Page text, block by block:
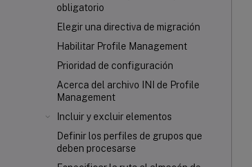
obligatorio
Elegir una directiva de migración
Habilitar Profile Management
Prioridad de configuración
Acerca del archivo INI de Profile
Management
Incluir y excluir elementos
Definir los perfiles de grupos que
deben procesarse